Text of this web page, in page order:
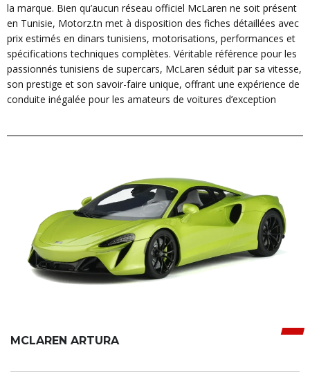
la marque. Bien qu’aucun réseau officiel McLaren ne soit présent
en Tunisie, Motorz.tn met à disposition des fiches détaillées avec
prix estimés en dinars tunisiens, motorisations, performances et
spécifications techniques complètes. Véritable référence pour les
passionnés tunisiens de supercars, McLaren séduit par sa vitesse,
son prestige et son savoir-faire unique, offrant une expérience de
conduite inégalée pour les amateurs de voitures d’exception
MCLAREN ARTURA